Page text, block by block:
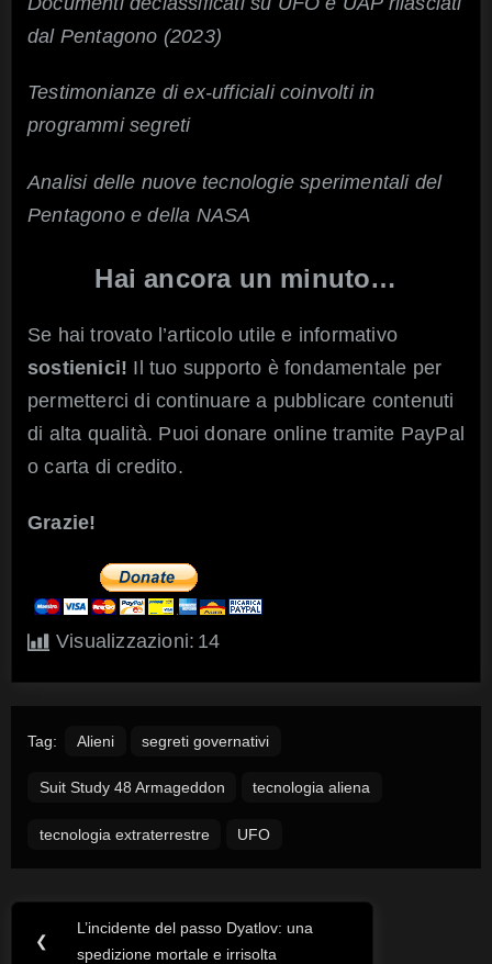
dal Pentagono (2023)
Testimonianze di ex-ufficiali coinvolti in
programmi segreti
Analisi delle nuove tecnologie sperimentali del
Pentagono e della NASA
Hai ancora un minuto…
Se hai trovato l’articolo utile e informativo
sostienici! Il tuo supporto è fondamentale per
permetterci di continuare a pubblicare contenuti
di alta qualità. Puoi donare online tramite PayPal
o carta di credito.
Grazie!
Visualizzazioni: 14
Tag: Alieni segreti governativi
Suit Study 48 Armageddon tecnologia aliena
tecnologia extraterrestre UFO
Navigazione
❮
Previous
L’incidente del passo Dyatlov: una
spedizione mortale e irrisolta